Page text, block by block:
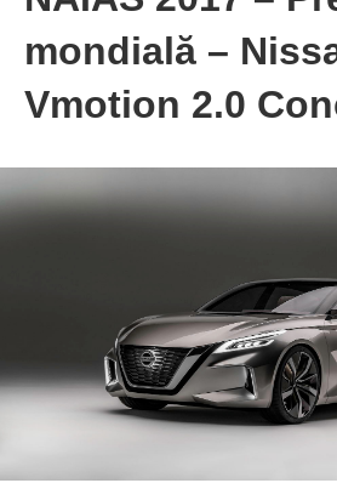
mondială –
Vmotion 2.0